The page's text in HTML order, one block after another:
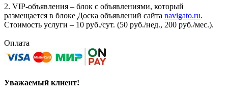
2. VIP-объявления – блок с объявлениями, который
размещается в блоке Доска объявлений сайта navigato.ru.
Стоимость услуги – 10 руб./сут. (50 руб./нед., 200 руб./мес.).
Оплата
Уважаемый клиент!